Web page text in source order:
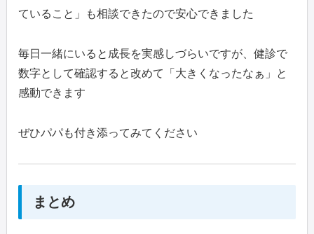
ていること」も相談できたので安心できました
毎日一緒にいると成長を実感しづらいですが、健診で
数字として確認すると改めて「大きくなったなぁ」と
感動できます
ぜひパパも付き添ってみてください
まとめ